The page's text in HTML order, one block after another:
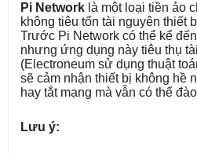
Pi Network là một loại tiền ảo
không tiêu tốn tài nguyên thiết
Trước Pi Network có thể kể
nhưng ứng dụng này tiêu thụ
(Electroneum sử dụng thuật
sẽ cảm nhận thiết bị không hề
hay tắt mạng mà vẫn có thể
Lưu ý: